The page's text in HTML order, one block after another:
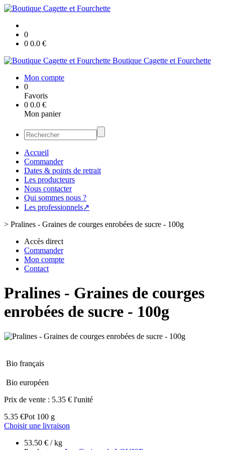
0
0 0.0 €
Boutique Cagette et Fourchette
Mon compte
0
Favoris
0 0.0 €
Mon panier
Accueil
Commander
Dates & points de retrait
Les producteurs
Nous contacter
Qui sommes nous ?
Les professionnels↗
> Pralines - Graines de courges enrobées de sucre - 100g
Accès direct
Commander
Mon compte
Contact
Pralines - Graines de courges
enrobées de sucre - 100g
Bio français
Bio européen
Prix de vente : 5.35 € l'unité
5.35 €Pot 100 g
Choisir une livraison
53.50 € / kg